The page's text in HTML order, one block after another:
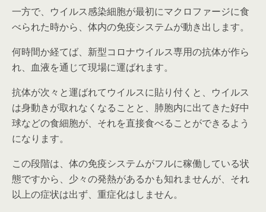
一方で、ウイルス感染細胞が最初にマクロファージに食
べられた時から、体内の免疫システムが動き出します。
何時間か経てば、新型コロナウイルス専用の抗体が作ら
れ、血液を通じて現場に運ばれます。
抗体が次々と運ばれてウイルスに貼り付くと、ウイルス
は身動きが取れなくなることと、肺胞内に出てきた好中
球などの食細胞が、それを直接食べることができるよう
になります。
この段階は、体の免疫システムがフルに稼働している状
態ですから、少々の発熱があるかも知れませんが、それ
以上の症状は出ず、重症化はしません。